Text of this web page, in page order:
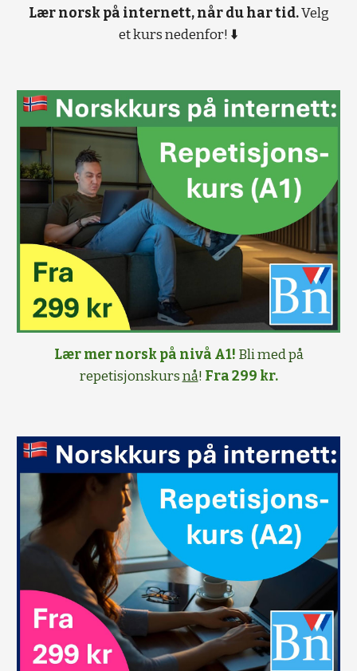
Lær norsk på internett, når du har tid.Velg
et kurs nedenfor! ⬇️
Lær mer norsk på nivå A1! Bli med på
repetisjonskursnå! Fra 299 kr.